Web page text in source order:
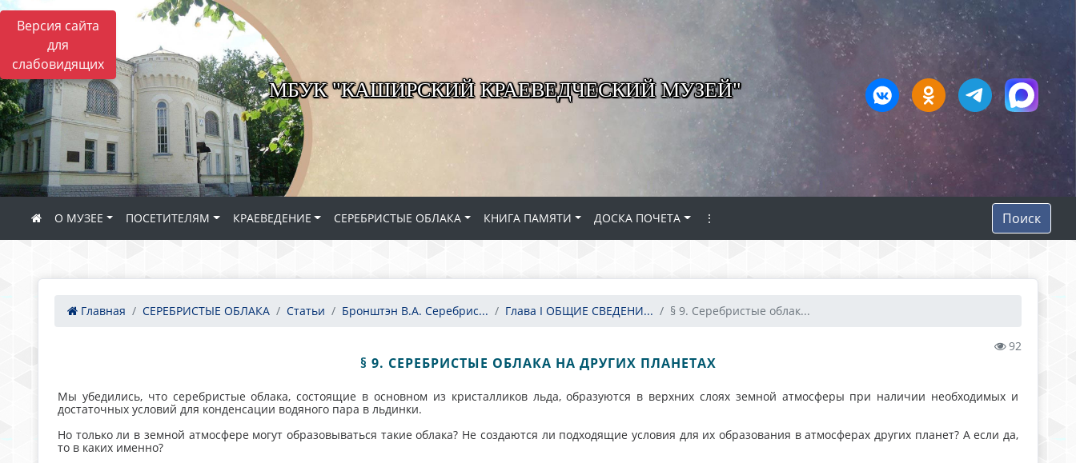
Версия сайта
для
слабовидящих
МБУК "КАШИРСКИЙ КРАЕВЕДЧЕСКИЙ МУЗЕЙ"
О МУЗЕЕ ПОСЕТИТЕЛЯМ КРАЕВЕДЕНИЕ СЕРЕБРИСТЫЕ ОБЛАКА КНИГА ПАМЯТИ ДОСКА ПОЧЕТА ⋮ Поиск
Главная СЕРЕБРИСТЫЕ ОБЛАКА Статьи Бронштэн В.А. Серебрис... Глава I ОБЩИЕ СВЕДЕНИ... § 9. Серебристые облак...
92
§ 9. СЕРЕБРИСТЫЕ ОБЛАКА НА ДРУГИХ ПЛАНЕТАХ
Мы убедились, что серебристые облака, состоящие в основном из кристалликов льда, образуются в верхних слоях земной атмосферы при наличии необходимых и
достаточных условий для конденсации водяного пара в льдинки.
Но только ли в земной атмосфере могут образовываться такие облака? Не создаются ли подходящие условия для их образования в атмосферах других планет? А если да,
то в каких именно?